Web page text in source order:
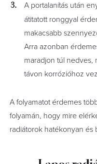
A portalanítás után
átitatott ronggyal
makacsabb
Arra azonban
maradjon túl nedves,
távon korrózióhoz
A folyamatot érdemes
folyamán, hogy mire
radiátorok hatékonyan